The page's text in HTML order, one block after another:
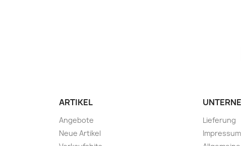
ARTIKEL
Angebote
Neue Artikel
Lieferung
Impressum